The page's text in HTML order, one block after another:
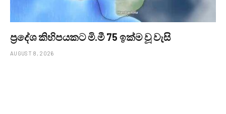
ප්‍රදේශ කිහිපයකට මි.මී 75 ඉක්ම වූ වැසි
AUGUST 8, 2026